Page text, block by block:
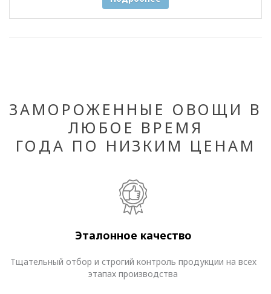
ЗАМОРОЖЕННЫЕ ОВОЩИ В
ЛЮБОЕ ВРЕМЯ
ГОДА ПО НИЗКИМ ЦЕНАМ
Эталонное качество
Тщательный отбор и строгий контроль продукции на всех
этапах производства